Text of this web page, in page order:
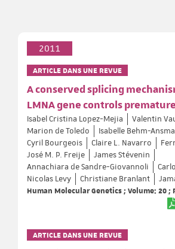
2011
ARTICLE DANS UNE REVUE
A conserved splicing
LMNA gene controls
Isabel Cristina Lopez-Mejia
Valentin
Marion de Toledo
Isabelle Behm-
Cyril Bourgeois
Claire L. Navarro
José M. P. Freije
James Stévenin
Annachiara de Sandre-Giovannoli
Nicolas Levy
Christiane Branlant
Human Molecular Genetics ; Volume: 20 ;
ARTICLE DANS UNE REVUE